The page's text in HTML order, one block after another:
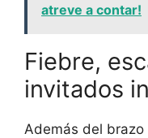
atreve a contar!
Fiebre,
invitados
Además del